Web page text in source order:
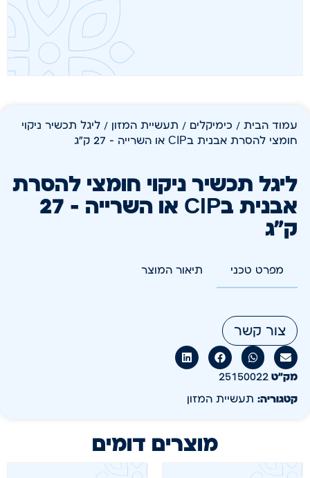
עמוד הבית / כימיקלים / תעשיית המזון / ליגל תכשיר ניקוי
חומצי להסרת אבנית בCIP או השרייה – 27 ק"ג
ליגל תכשיר ניקוי חומצי להסרת
אבנית בCIP או השרייה – 27
ק"ג
מפרט טכני תיאור המוצר
צור קשר
מק״ט 25150022
קטגוריה: תעשיית המזון
מוצרים דומים